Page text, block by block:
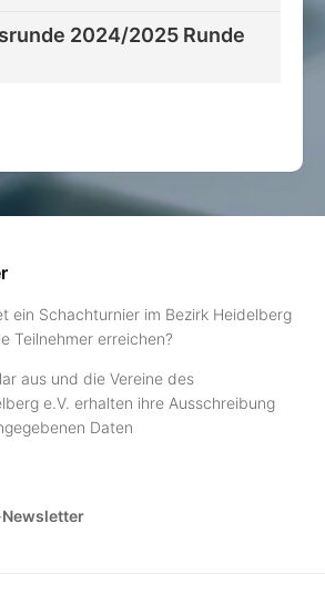
2024/2025 Runde
ein Schachturnier im Bezirk Heidelberg
Teilnehmer erreichen?
aus und die Vereine des
e.V. erhalten ihre Ausschreibung
Daten